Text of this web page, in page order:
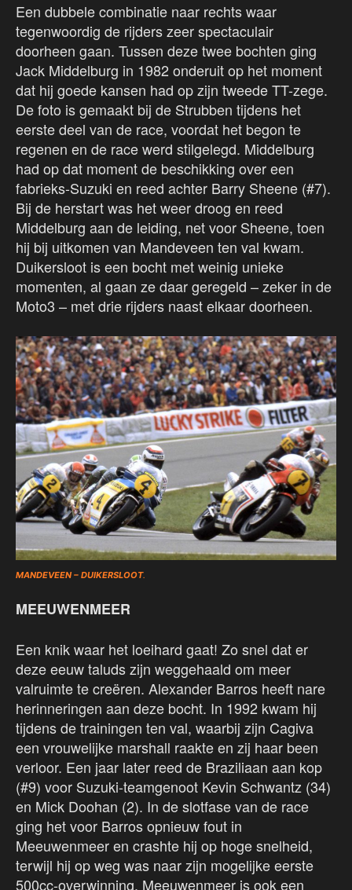
Een dubbele combinatie naar rechts waar
tegenwoordig de rijders zeer spectaculair
doorheen gaan. Tussen deze twee bochten ging
Jack Middelburg in 1982 onderuit op het moment
dat hij goede kansen had op zijn tweede TT-zege.
De foto is gemaakt bij de Strubben tijdens het
eerste deel van de race, voordat het begon te
regenen en de race werd stilgelegd. Middelburg
had op dat moment de beschikking over een
fabrieks-Suzuki en reed achter Barry Sheene (#7).
Bij de herstart was het weer droog en reed
Middelburg aan de leiding, net voor Sheene, toen
hij bij uitkomen van Mandeveen ten val kwam.
Duikersloot is een bocht met weinig unieke
momenten, al gaan ze daar geregeld – zeker in de
Moto3 – met drie rijders naast elkaar doorheen.
MANDEVEEN – DUIKERSLOOT.
MEEUWENMEER
Een knik waar het loeihard gaat! Zo snel dat er
deze eeuw taluds zijn weggehaald om meer
valruimte te creëren. Alexander Barros heeft nare
herinneringen aan deze bocht. In 1992 kwam hij
tijdens de trainingen ten val, waarbij zijn Cagiva
een vrouwelijke marshall raakte en zij haar been
verloor. Een jaar later reed de Braziliaan aan kop
(#9) voor Suzuki-teamgenoot Kevin Schwantz (34)
en Mick Doohan (2). In de slotfase van de race
ging het voor Barros opnieuw fout in
Meeuwenmeer en crashte hij op hoge snelheid,
terwijl hij op weg was naar zijn mogelijke eerste
500cc-overwinning. Meeuwenmeer is ook een